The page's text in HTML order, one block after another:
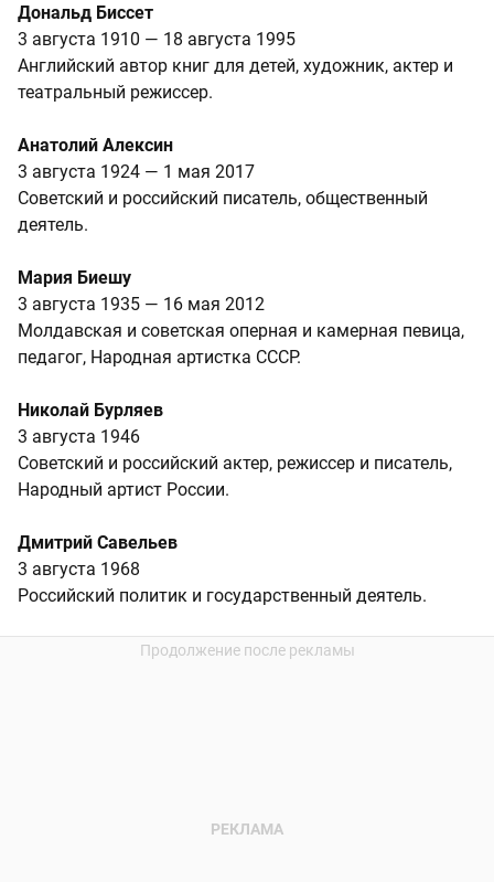
Дональд Биссет
3 августа 1910 — 18 августа 1995
Английский автор книг для детей, художник, актер и
театральный режиссер.
Анатолий Алексин
3 августа 1924 — 1 мая 2017
Советский и российский писатель, общественный
деятель.
Мария Биешу
3 августа 1935 — 16 мая 2012
Молдавская и советская оперная и камерная певица,
педагог, Народная артистка СССР.
Николай Бурляев
3 августа 1946
Советский и российский актер, режиссер и писатель,
Народный артист России.
Дмитрий Савельев
3 августа 1968
Российский политик и государственный деятель.